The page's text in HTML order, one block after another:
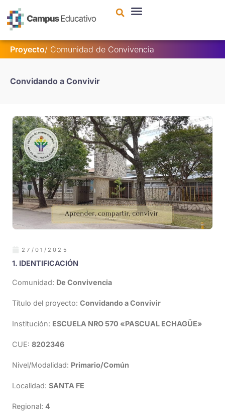
Proyecto/ Comunidad de Convivencia
Convidando a Convivir
27/01/2025
1. IDENTIFICACIÓN
Comunidad: De Convivencia
Título del proyecto: Convidando a Convivir
Institución: ESCUELA NRO 570 «PASCUAL ECHAGÜE»
CUE: 8202346
Nivel/Modalidad: Primario/Común
Localidad: SANTA FE
Regional: 4